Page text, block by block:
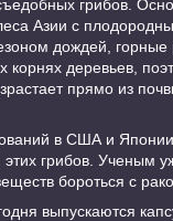
грибов.
Азии с
дождей, горные
корнях деревьев,
прямо из
в США и
грибов. Ученым
бороться с
выпускаются